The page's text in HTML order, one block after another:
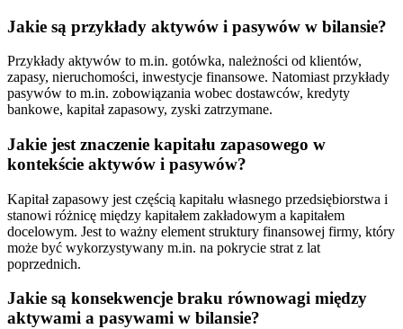
Jakie są przykłady aktywów i pasywów w bilansie?
Przykłady aktywów to m.in. gotówka, należności od klientów,
zapasy, nieruchomości, inwestycje finansowe. Natomiast przykłady
pasywów to m.in. zobowiązania wobec dostawców, kredyty
bankowe, kapitał zapasowy, zyski zatrzymane.
Jakie jest znaczenie kapitału zapasowego w
kontekście aktywów i pasywów?
Kapitał zapasowy jest częścią kapitału własnego przedsiębiorstwa i
stanowi różnicę między kapitałem zakładowym a kapitałem
docelowym. Jest to ważny element struktury finansowej firmy, który
może być wykorzystywany m.in. na pokrycie strat z lat
poprzednich.
Jakie są konsekwencje braku równowagi między
aktywami a pasywami w bilansie?